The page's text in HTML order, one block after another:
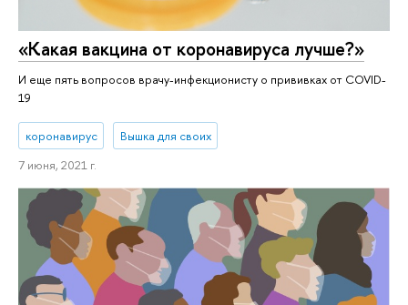
«Какая вакцина от коронавируса лучше?»
И еще пять вопросов врачу-инфекционисту о прививках от COVID-
19
коронавирус
Вышка для своих
7 июня, 2021 г.